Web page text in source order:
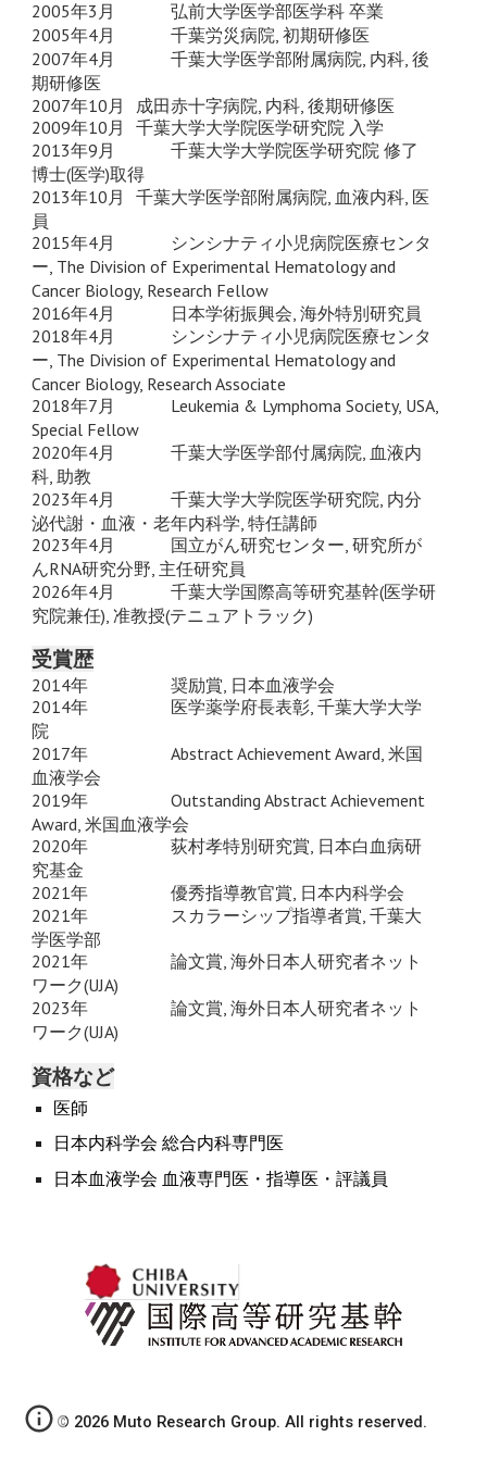
2005年3 月
弘前大学医学部医学科 卒業
2005年4月
千葉労災病院, 初期研修医
2007年4月
千葉大学医学部附属病院, 内科, 後
期研修医
2007年10月
成田赤十字病院, 内科, 後期研修医
2009年10月
千葉大学大学院医学研究院 入学
2013年9月 千葉大学大学院医学研究院修了
博士(医学)取得
2013年10月
千葉大学医学部附属病院, 血液内科, 医
員
2015年4月
シンシナティ小児病院医療センタ
ー, The Division of Experimental Hematology and
Cancer Biology, Research Fellow
2016年4月
日本学術振興会, 海外特別研究員
2018年4月
シンシナティ小児病院医療センタ
ー, The Division of Experimental Hematology and
Cancer Biology, Research Associate
2018年7月
Leukemia & Lymphoma Society, USA,
Special Fellow
2020年4月
千葉大学医学部付属病院, 血液内
科, 助教
2023年4月
千葉大学大学院医学研究院, 内分
泌代謝・血液・老年内科学, 特任講師
2023年4月
国立がん研究センター, 研究所が
んRNA研究分野, 主任研究員
2026年4月
千葉大学国際高等研究基幹(医学研
究院兼任), 准教授(テニュアトラック)
受賞歴
2014年
奨励賞, 日本血液学会
2014年
医学薬学府長表彰, 千葉大学大学
院
2017年
Abstract Achievement Award, 米国
血液学会
2019年
Outstanding Abstract Achievement
Award, 米国血液学会
2020年
荻村孝特別研究賞, 日本白血病研
究基金
2021年
優秀指導教官賞, 日本内科学会
2021年
スカラーシップ指導者賞, 千葉大
学医学部
2021年
論文賞, 海外日本人研究者ネット
ワーク(UJA)
2023年
論文賞, 海外日本人研究者ネット
ワーク(UJA)
資格など
医師
日本内科学会 総合内科専門医
日本血液学会 血液専門医・指導医・評議員
© 2026 Muto Research Group. All rights reserved.